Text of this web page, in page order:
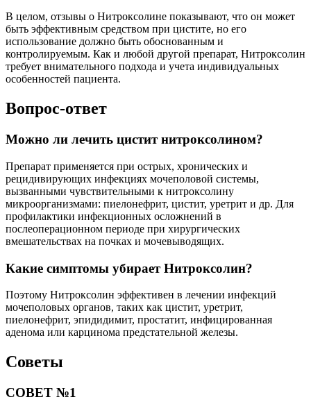
В целом, отзывы о Нитроксолине показывают, что он может
быть эффективным средством при цистите, но его
использование должно быть обоснованным и
контролируемым. Как и любой другой препарат, Нитроксолин
требует внимательного подхода и учета индивидуальных
особенностей пациента.
Вопрос-ответ
Можно ли лечить цистит нитроксолином?
Препарат применяется при острых, хронических и
рецидивирующих инфекциях мочеполовой системы,
вызванными чувствительными к нитроксолину
микроорганизмами: пиелонефрит, цистит, уретрит и др. Для
профилактики инфекционных осложнений в
послеоперационном периоде при хирургических
вмешательствах на почках и мочевыводящих.
Какие симптомы убирает Нитроксолин?
Поэтому Нитроксолин эффективен в лечении инфекций
мочеполовых органов, таких как цистит, уретрит,
пиелонефрит, эпидидимит, простатит, инфицированная
аденома или карцинома предстательной железы.
Советы
СОВЕТ №1